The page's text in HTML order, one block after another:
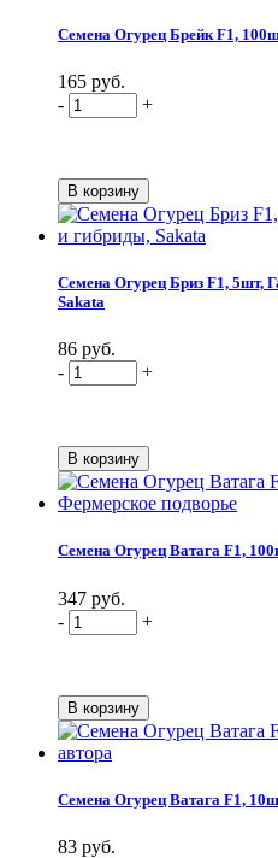
Семена Огурец Брейк F1,
165 руб.
-
+
Семена Огурец Бриз F1, 5шт,
Sakata
86 руб.
-
+
Семена Огурец Ватага F1,
347 руб.
-
+
Семена Огурец Ватага F1,
83 руб.